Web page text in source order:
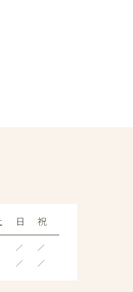
日
祝
／ ／
／ ／